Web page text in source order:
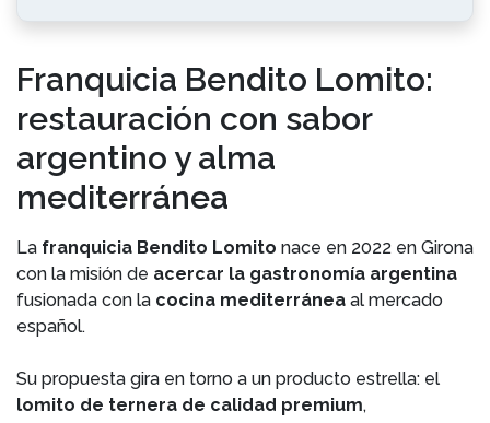
Franquicia Bendito Lomito:
restauración con sabor
argentino y alma
mediterránea
La franquicia Bendito Lomito nace en 2022 en Girona
con la misión de acercar la gastronomía argentina
fusionada con la cocina mediterránea al mercado
español.
Su propuesta gira en torno a un producto estrella: el
lomito de ternera de calidad premium,